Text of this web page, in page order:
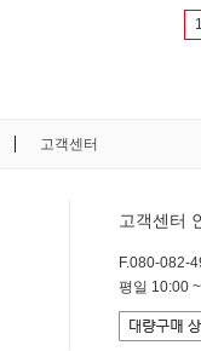
고객센터
고객센터
F.080-082-
평일 10:00